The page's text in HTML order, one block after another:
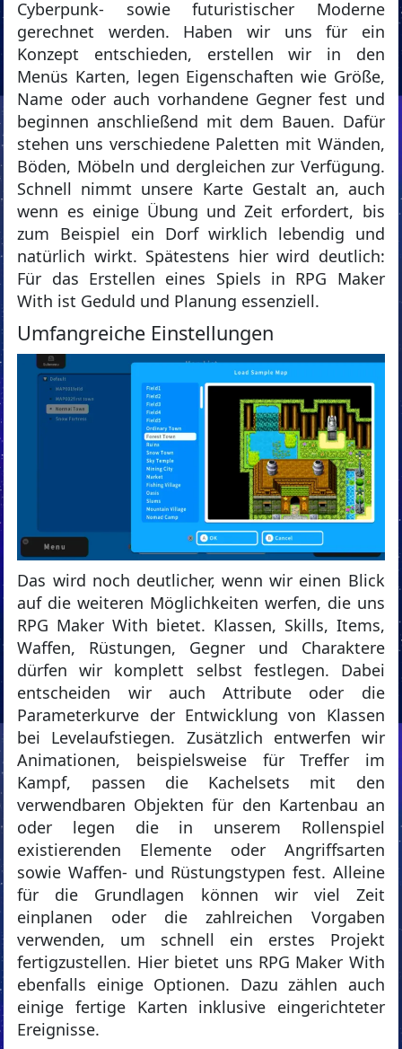
Cyberpunk- sowie futuristischer Moderne
gerechnet werden. Haben wir uns für ein
Konzept entschieden, erstellen wir in den
Menüs Karten, legen Eigenschaften wie Größe,
Name oder auch vorhandene Gegner fest und
beginnen anschließend mit dem Bauen. Dafür
stehen uns verschiedene Paletten mit Wänden,
Böden, Möbeln und dergleichen zur Verfügung.
Schnell nimmt unsere Karte Gestalt an, auch
wenn es einige Übung und Zeit erfordert, bis
zum Beispiel ein Dorf wirklich lebendig und
natürlich wirkt. Spätestens hier wird deutlich:
Für das Erstellen eines Spiels in RPG Maker
With ist Geduld und Planung essenziell.
Umfangreiche Einstellungen
Das wird noch deutlicher, wenn wir einen Blick
auf die weiteren Möglichkeiten werfen, die uns
RPG Maker With bietet. Klassen, Skills, Items,
Waffen, Rüstungen, Gegner und Charaktere
dürfen wir komplett selbst festlegen. Dabei
entscheiden wir auch Attribute oder die
Parameterkurve der Entwicklung von Klassen
bei Levelaufstiegen. Zusätzlich entwerfen wir
Animationen, beispielsweise für Treffer im
Kampf, passen die Kachelsets mit den
verwendbaren Objekten für den Kartenbau an
oder legen die in unserem Rollenspiel
existierenden Elemente oder Angriffsarten
sowie Waffen- und Rüstungstypen fest. Alleine
für die Grundlagen können wir viel Zeit
einplanen oder die zahlreichen Vorgaben
verwenden, um schnell ein erstes Projekt
fertigzustellen. Hier bietet uns RPG Maker With
ebenfalls einige Optionen. Dazu zählen auch
einige fertige Karten inklusive eingerichteter
Ereignisse.